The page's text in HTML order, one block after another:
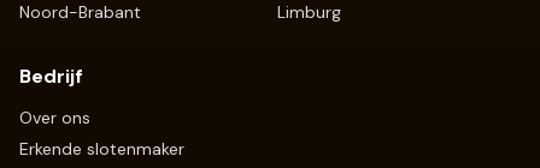
Noord-Brabant
Limburg
Bedrijf
Over ons
Erkende slotenmaker